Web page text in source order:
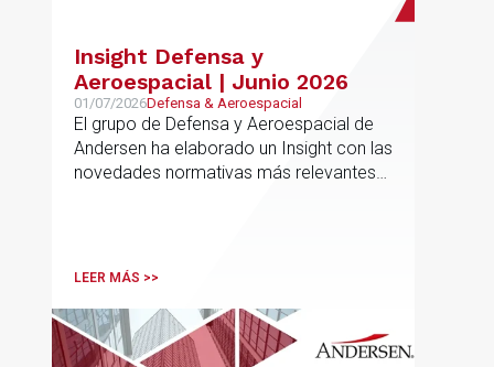
Insight Defensa y
Aeroespacial | Junio 2026
01/07/2026Defensa & Aeroespacial
El grupo de Defensa y Aeroespacial de
Andersen ha elaborado un Insight con las
novedades normativas más relevantes
LEER MÁS >>